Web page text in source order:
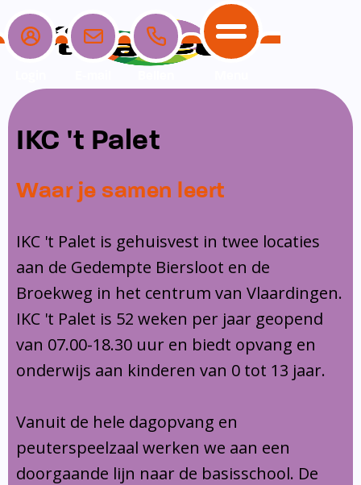
Home
School
Ons team
Schoolgids
Leerlingenzorg
Privacy
Vakanties en lesvrije dagen
Ouders
Ouders
Overblijf
Ouderraad
Medezeggenschapsraad
Klachtenregeling
Opvang
Opvang
Peuterspeelzaal
Buitenschoolse opvang
Communicatie
Communicatie
Contact
IKC 't Palet
Waar je samen leert
IKC 't Palet is gehuisvest in twee locaties
aan de Gedempte Biersloot en de
Broekweg in het centrum van Vlaardingen.
IKC 't Palet is 52 weken per jaar geopend
van 07.00-18.30 uur en biedt opvang en
onderwijs aan kinderen van 0 tot 13 jaar.
Vanuit de hele dagopvang en
peuterspeelzaal werken we aan een
doorgaande lijn naar de basisschool. De